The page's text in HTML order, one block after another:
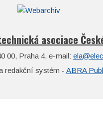
asociace
00, Praha 4, e-mail:
redakční systém - ABRA